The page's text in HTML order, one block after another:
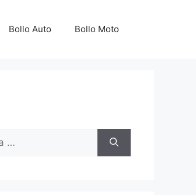
Bollo Auto Bollo Moto